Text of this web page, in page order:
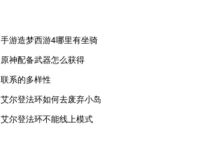
手游造梦西游4哪里有坐骑
原神配备武器怎么获得
联系的多样性
艾尔登法环如何去废弃小岛
艾尔登法环不能线上模式